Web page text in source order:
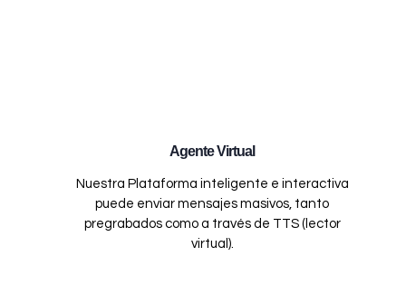
Agente Virtual
Nuestra Plataforma inteligente e interactiva
puede enviar mensajes masivos, tanto
pregrabados como a través de TTS (lector
virtual).